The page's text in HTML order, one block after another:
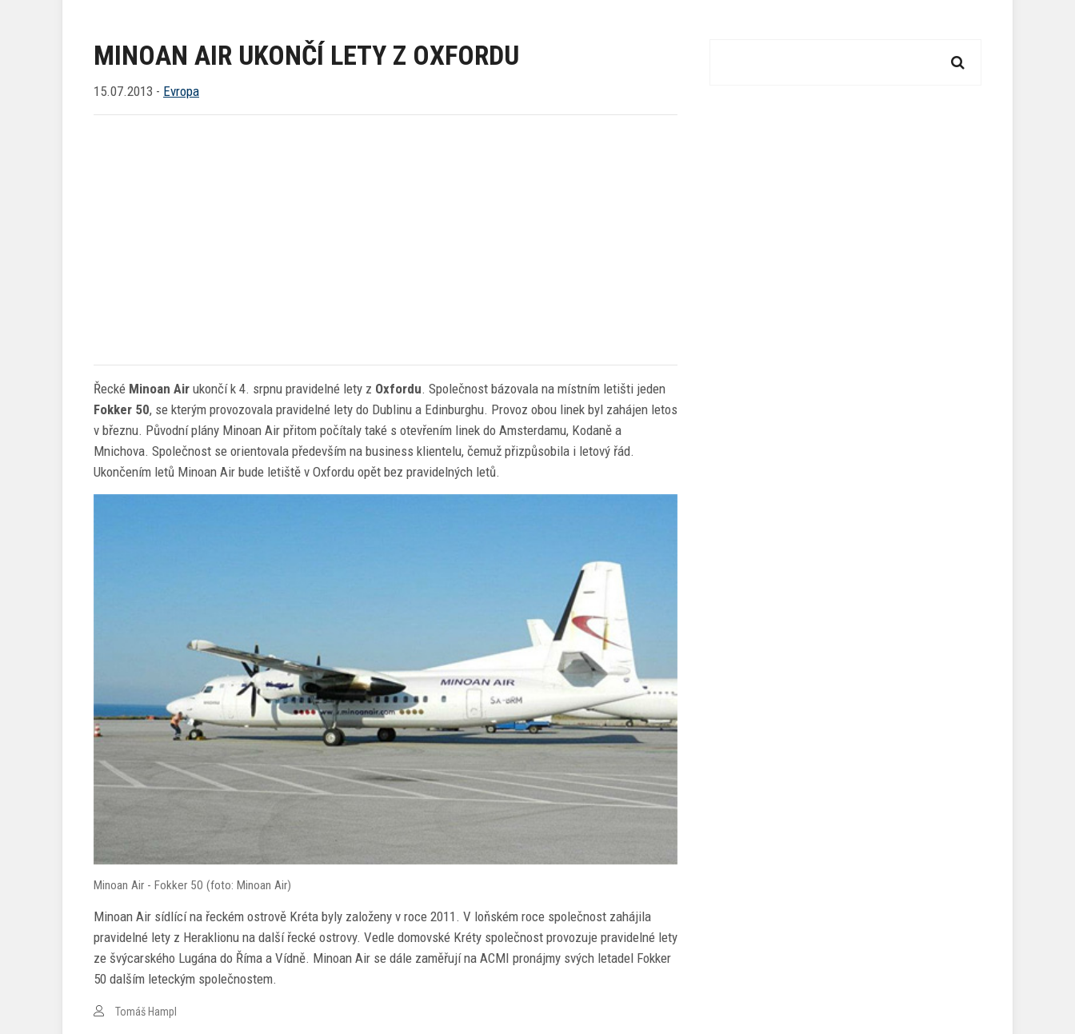
MINOAN AIR UKONČÍ LETY Z OXFORDU
15.07.2013 - Evropa
Řecké Minoan Air ukončí k 4. srpnu pravidelné lety z Oxfordu. Společnost bázovala na místním letišti jeden
Fokker 50, se kterým provozovala pravidelné lety do Dublinu a Edinburghu. Provoz obou linek byl zahájen letos
v březnu. Původní plány Minoan Air přitom počítaly také s otevřením linek do Amsterdamu, Kodaně a
Mnichova. Společnost se orientovala především na business klientelu, čemuž přizpůsobila i letový řád.
Ukončením letů Minoan Air bude letiště v Oxfordu opět bez pravidelných letů.
Minoan Air - Fokker 50 (foto: Minoan Air)
Minoan Air sídlící na řeckém ostrově Kréta byly založeny v roce 2011. V loňském roce společnost zahájila
pravidelné lety z Heraklionu na další řecké ostrovy. Vedle domovské Kréty společnost provozuje pravidelné lety
ze švýcarského Lugána do Říma a Vídně. Minoan Air se dále zaměřují na ACMI pronájmy svých letadel Fokker
50 dalším leteckým společnostem.
Tomáš Hampl